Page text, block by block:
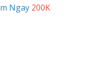
Ngay200K